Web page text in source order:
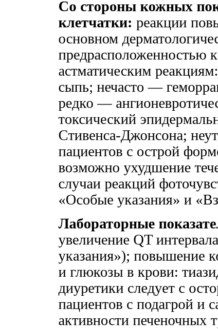
Со стороны кожных
клетчатки: реакции
основном
предрасположенностью
астматическим
сыпь; нечасто —
редко —
токсический
Стивенса-Джонсона;
пациентов с острой
возможно ухудшение
случаи реакций
«Особые указания» и
Лабораторные
увеличение QT
указания»); повышение
и глюкозы в крови:
диуретики следует с
пациентов с подагрой и
активности печеночных